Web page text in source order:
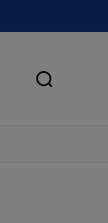
Suchen